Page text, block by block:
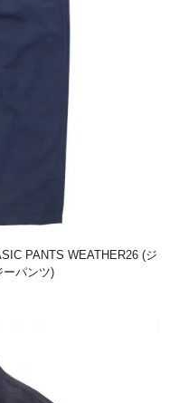
PANTS WEATHER26 (ジ
ーパンツ)